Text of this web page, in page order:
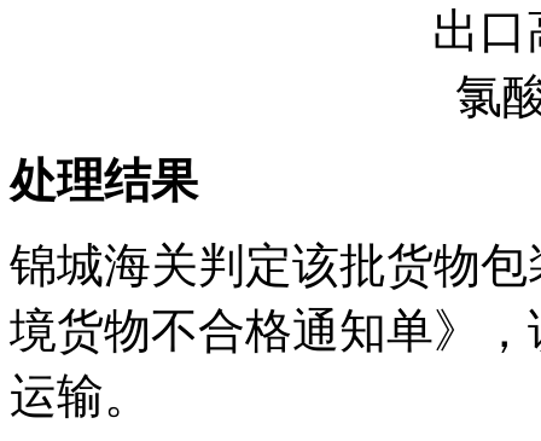
处理结果
锦城海关判定该批货物
境货物不合格通知单》
运输。